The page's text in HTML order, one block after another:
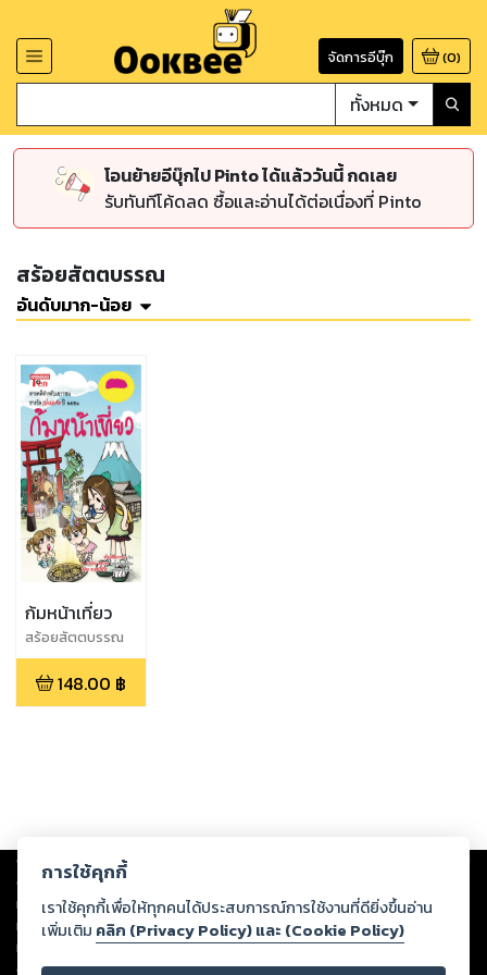
จัดการอีบุ๊ก (0)
ทั้งหมด
โอนย้ายอีบุ๊กไป Pinto ได้แล้ววันนี้ กดเลย
รับทันทีโค้ดลด ซื้อและอ่านได้ต่อเนื่องที่ Pinto
สร้อยสัตตบรรณ
อันดับมาก-น้อย
ก้มหน้าเที่ยว
สร้อยสัตตบรรณ
148.00 ฿
Copyright © 2026
ต่อผลงานหรือเนื้อหาใดที่อัปโหลดผ่านเว็บไซต์และปรากฏว่าละเมิดสิทธิใน
ทรัพย์สินทางปัญญาของบุคคลอื่นหรือขัดต่อกฎหมายและศีลธรรม ดังนั้น ผู้อ่าน
ทุกท่านโปรดใช้วิจารณญาณในการกลั่นกรองด้วยตนเอง และหากท่านพบว่าส่วน
หนึ่งส่วนใดขัดต่อกฎหมายและศีลธรรม กรุณาแจ้งมายังบริษัท เพื่อทีมงานจะได้
ดำเนินการในทันที ทั้งนี้ ทางสตอรี่ล็อกขอสงวนลิขสิทธิ์ตามพระราชบัญญัติ
การใช้คุกกี้
เราใช้คุกกี้เพื่อให้ทุกคนได้ประสบการณ์การใช้งานที่ดียิ่งขึ้นอ่าน
เพิ่มเติม คลิก (Privacy Policy) และ (Cookie Policy)